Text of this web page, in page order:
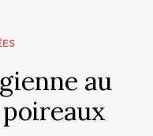
au